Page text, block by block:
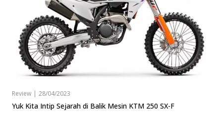
Review | 28/04/2023
Yuk Kita Intip Sejarah di Balik Mesin KTM 250 SX-F